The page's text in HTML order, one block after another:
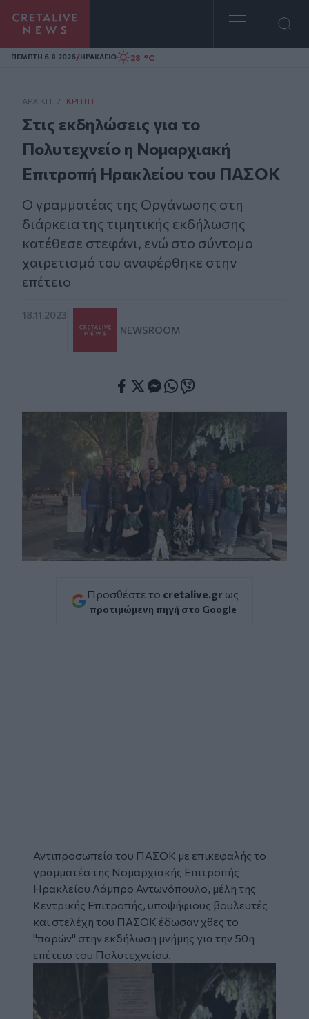
Homepage
ΠΕΜΠΤΗ 6.8.2026/ΗΡΑΚΛΕΙΟ 28 °C
ΑΡΧΙΚΗ / ΚΡΉΤΗ
Στις εκδηλώσεις για το
Πολυτεχνείο η Νομαρχιακή
Επιτροπή Ηρακλείου του ΠΑΣΟΚ
Ο γραμματέας της Οργάνωσης στη
διάρκεια της τιμητικής εκδήλωσης
κατέθεσε στεφάνι, ενώ στο σύντομο
χαιρετισμό του αναφέρθηκε στην
επέτειο
18.11.2023
NEWSROOM
Προσθέστε το cretalive.gr ως
προτιμώμενη πηγή στο Google
Αντιπροσωπεία του ΠΑΣΟΚ με επικεφαλής το
γραμματέα της Νομαρχιακής Επιτροπής
Ηρακλείου Λάμπρο Αντωνόπουλο, μέλη της
Κεντρικής Επιτροπής, υποψήφιους βουλευτές
και στελέχη του ΠΑΣΟΚ έδωσαν χθες το
"παρών" στην εκδήλωση μνήμης για την 50η
επέτειο του Πολυτεχνείου.